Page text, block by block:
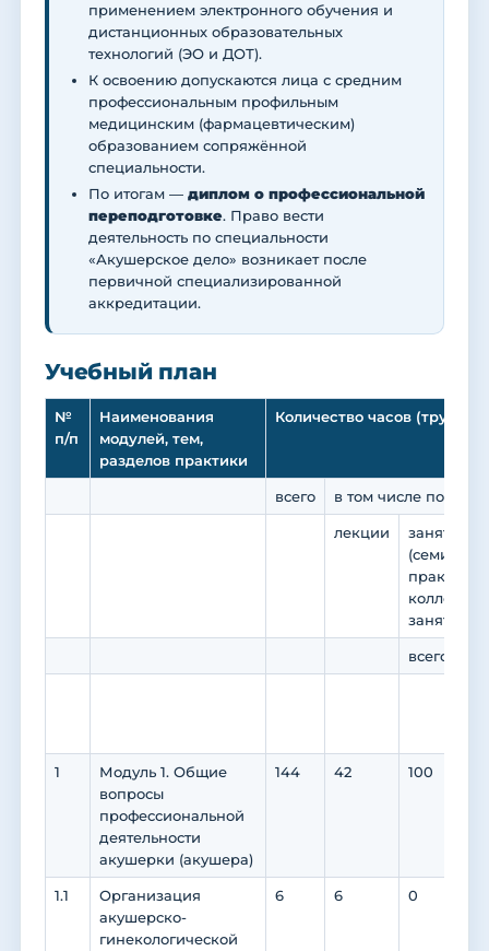
применением электронного обучения и
дистанционных образовательных
технологий (ЭО и ДОТ).
К освоению допускаются лица с средним
профессиональным профильным
медицинским (фармацевтическим)
образованием сопряжённой
специальности.
По итогам — диплом о профессиональной
переподготовке. Право вести
деятельность по специальности
«Акушерское дело» возникает после
первичной специализированной
аккредитации.
Учебный план
№
п/п
Наименования
модулей, тем,
разделов практики
Количество часов
всего в том числе по
лекции
занятия
занятия)
всего
1
Модуль 1. Общие
вопросы
профессиональной
деятельности
акушерки (акушера)
144 42 100
1.1
Организация
акушерско-
гинекологической
6 6 0